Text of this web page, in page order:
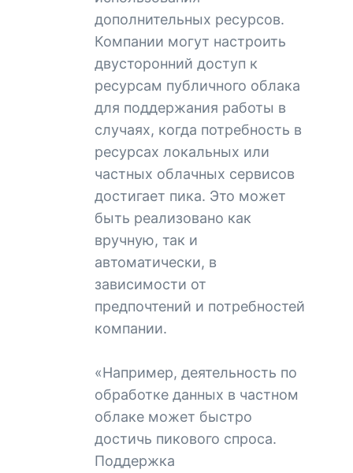
дополнительных ресурсов.
Компании могут настроить
двусторонний доступ к
ресурсам публичного облака
для поддержания работы в
случаях, когда потребность в
ресурсах локальных или
частных облачных сервисов
достигает пика. Это может
быть реализовано как
вручную, так и
автоматически, в
зависимости от
предпочтений и потребностей
компании.
«Например, деятельность по
обработке данных в частном
облаке может быстро
достичь пикового спроса.
Поддержка